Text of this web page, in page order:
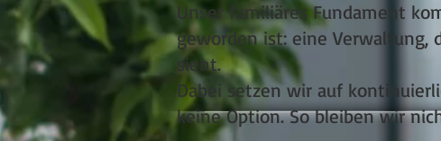
Unser familiäres Fundament
geworden ist: eine Verwaltung,
sieht.
Dabei setzen wir auf
keine Option. So bleiben wir